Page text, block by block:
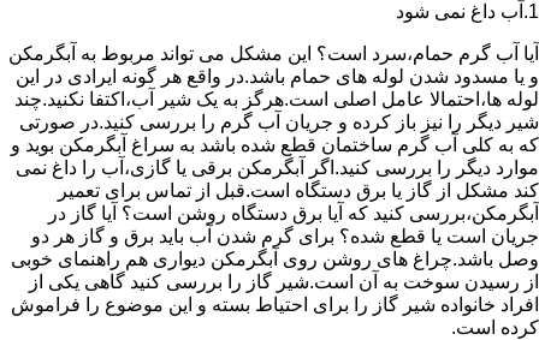
1.آب داغ نمی شود
آیا آب گرم حمام،سرد است؟ این مشکل می تواند مربوط به آبگرمکن
و یا مسدود شدن لوله های حمام باشد.در واقع هر گونه ایرادی در این
لوله ها،احتمالا عامل اصلی است.هرگز به یک شیر آب،اکتفا نکنید.چند
شیر دیگر را نیز باز کرده و جریان آب گرم را بررسی کنید.در صورتی
که به کلی آب گرم ساختمان قطع شده باشد به سراغ آبگرمکن بوید و
موارد دیگر را بررسی کنید.اگر آبگرمکن برقی یا گازی،آب را داغ نمی
کند مشکل از گاز یا برق دستگاه است.قبل از تماس برای تعمیر
آبگرمکن،بررسی کنید که آیا برق دستگاه روشن است؟ آیا گاز در
جریان است یا قطع شده؟ برای گرم شدن آب باید برق و گاز هر دو
وصل باشد.چراغ های روشن روی آبگرمکن دیواری هم راهنمای خوبی
از رسیدن سوخت به آن است.شیر گاز را بررسی کنید گاهی یکی از
افراد خانواده شیر گاز را برای احتیاط بسته و این موضوع را فراموش
کرده است.